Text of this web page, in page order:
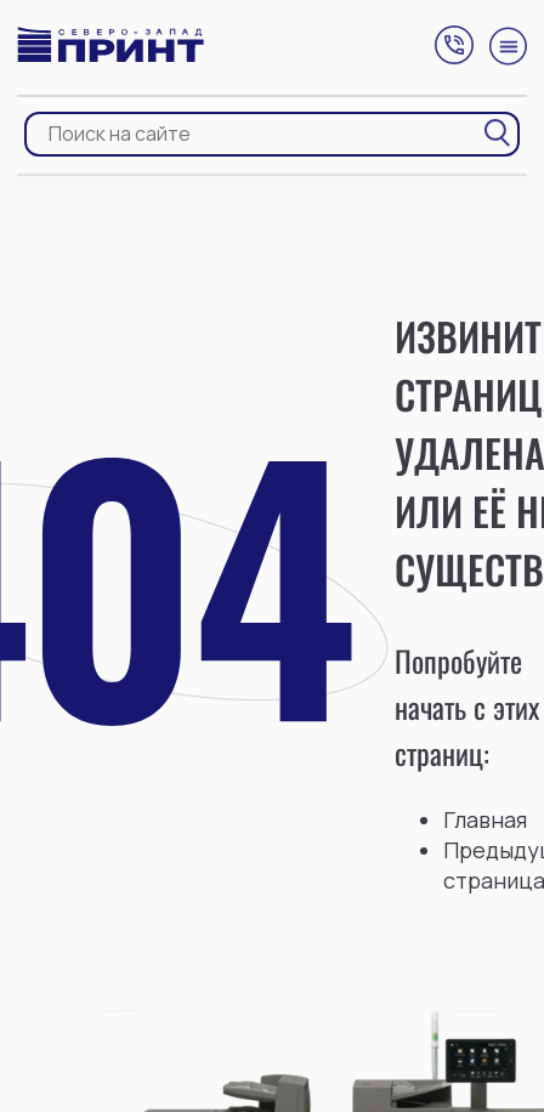
УДАЛЕНА
ИЛИ ЕЁ
Попробуйте
начать с этих
страниц:
Главная
страница